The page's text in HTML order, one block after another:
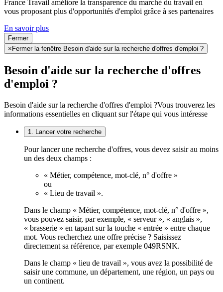
France Travail améliore la transparence du marché du travail en
vous proposant plus d'opportunités d'emploi grâce à ses partenaires
En savoir plus
Fermer
× Fermer la fenêtre Besoin d'aide sur la recherche d'offres d'emploi ?
Besoin d'aide sur la recherche d'offres
d'emploi ?
Besoin d'aide sur la recherche d'offres d'emploi ?Vous trouverez les
informations essentielles en cliquant sur l'étape qui vous intéresse
1. Lancer votre recherche
Pour lancer une recherche d'offres, vous devez saisir au moins
un des deux champs :
« Métier, compétence, mot-clé, n° d'offre »
ou
« Lieu de travail ».
Dans le champ « Métier, compétence, mot-clé, n° d'offre »,
vous pouvez saisir, par exemple, « serveur », « anglais »,
« brasserie » en tapant sur la touche « entrée » entre chaque
mot. Vous recherchez une offre précise ? Saisissez
directement sa référence, par exemple 049RSNK.
Dans le champ « lieu de travail », vous avez la possibilité de
saisir une commune, un département, une région, un pays ou
un continent.